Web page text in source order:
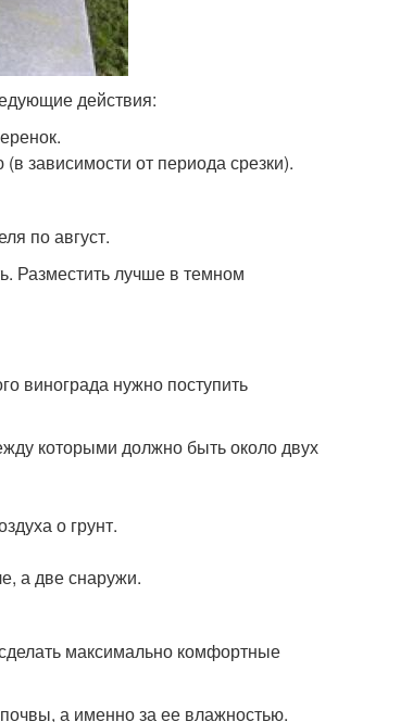
действия:
зависимости от периода срезки).
по август.
Разместить лучше в темном
винограда нужно поступить
которыми должно быть около двух
о грунт.
а две снаружи.
максимально комфортные
а именно за ее влажностью.